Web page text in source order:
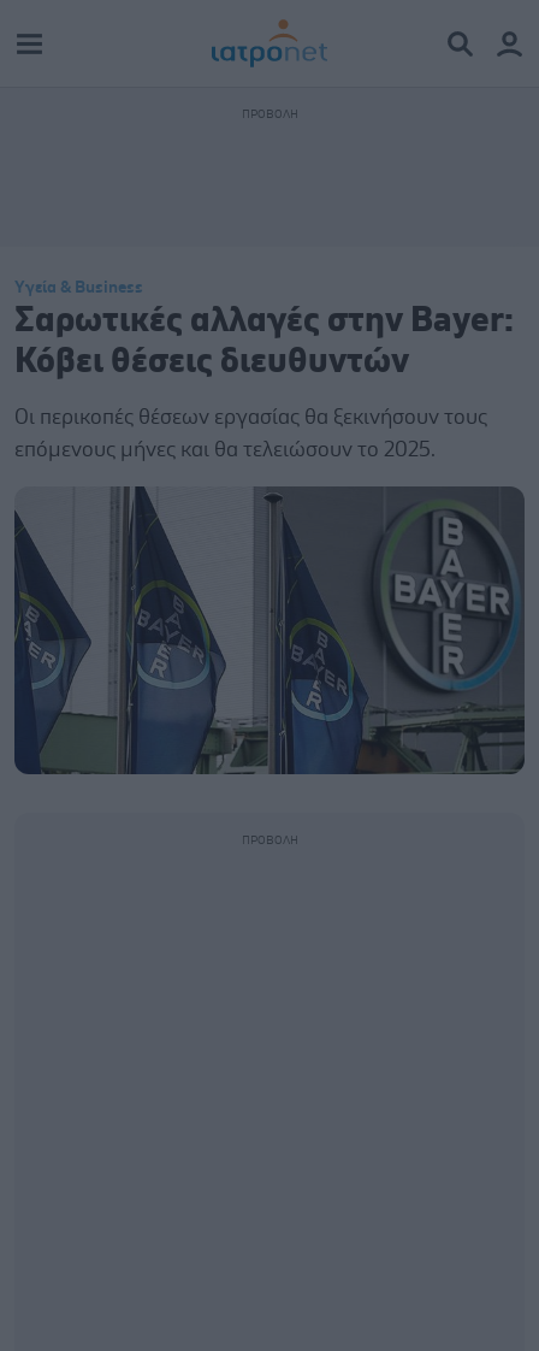
Υγεία & Business
Σαρωτικές αλλαγές στην Bayer:
Κόβει θέσεις διευθυντών
Οι περικοπές θέσεων εργασίας θα ξεκινήσουν τους
επόμενους μήνες και θα τελειώσουν το 2025.